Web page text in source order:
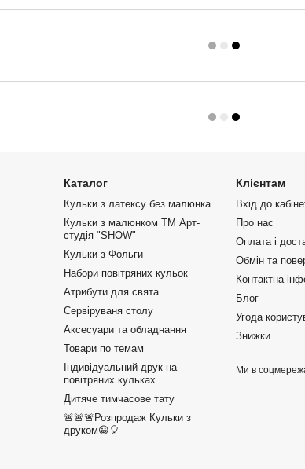
Каталог
Кульки з латексу без малюнка
Кульки з малюнком ТМ Арт-
студія "SHOW"
Кульки з Фольги
Набори повітряних кульок
Атрибути для свята
Сервіруваня столу
Аксесуари та обладнання
Товари по темам
Індивідуальний друк на
повітряних кульках
Дитяче тимчасове тату
🚨🚨🚨Розпродаж Кульки з
друком😀🎈
Клієнтам
Вхід до
Про нас
Оплата і
Обмін та
Контактна
Блог
Угода
Знижки
Ми в